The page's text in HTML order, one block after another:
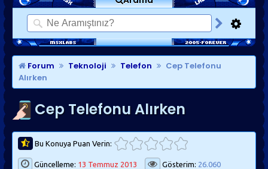
SORU-CEVAP
GÜNLÜKLER
SON MESAJLAR
KISAYOLLAR
Forum Teknoloji Telefon
Cep Telefonu
Alırken
Cep Telefonu Alırken
Bu Konuya Puan Verin:
Güncelleme: 13 Temmuz 2013 Gösterim: 26.060